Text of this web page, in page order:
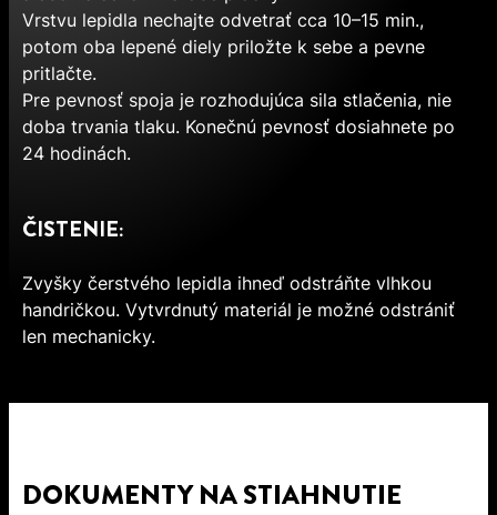
Vrstvu lepidla nechajte odvetrať cca 10–15 min.,
potom oba lepené diely priložte k sebe a pevne
pritlačte.
Pre pevnosť spoja je rozhodujúca sila stlačenia, nie
doba trvania tlaku. Konečnú pevnosť dosiahnete po
24 hodinách.
ČISTENIE:
Zvyšky čerstvého lepidla ihneď odstráňte vlhkou
handričkou. Vytvrdnutý materiál je možné odstrániť
len mechanicky.
DOKUMENTY NA STIAHNUTIE